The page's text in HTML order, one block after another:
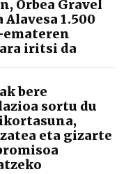
Orbea Gravel
Alavesa 1.500
iritsi da
bere
sortu du
eta gizarte